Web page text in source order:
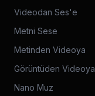
Videodan Ses'e
Metni Sese
Metinden Videoya
Görüntüden Videoya
Nano Muz